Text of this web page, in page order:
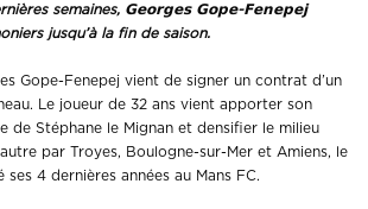
semaines, 𝗚𝗲𝗼𝗿𝗴𝗲𝘀 𝗚𝗼𝗽𝗲-𝗙𝗲𝗻𝗲𝗽𝗲𝗷
jusqu’à la fin de saison.
Gope-Fenepej vient de signer un contrat d’un
Le joueur de 32 ans vient apporter son
de Stéphane le Mignan et densifier le milieu
par Troyes, Boulogne-sur-Mer et Amiens, le
ses 4 dernières années au Mans FC.